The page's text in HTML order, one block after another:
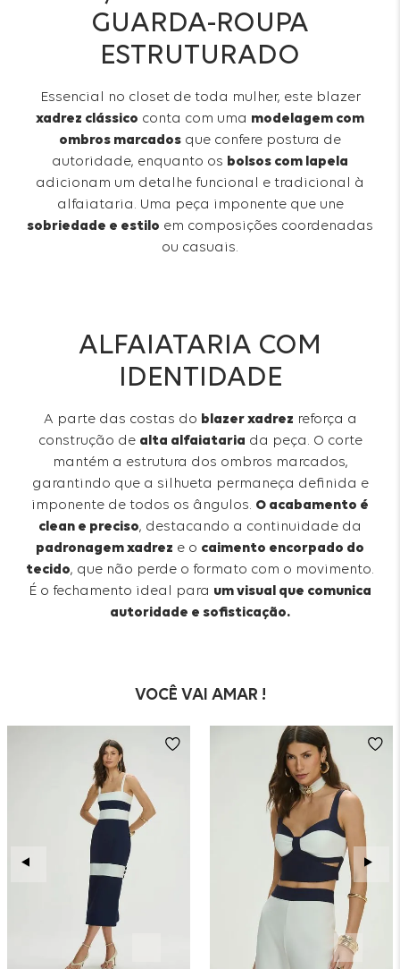
GUARDA-ROUPA
ESTRUTURADO
Essencial no closet de toda mulher, este blazer
xadrez clássico conta com uma modelagem com
ombros marcados que confere postura de
autoridade, enquanto os bolsos com lapela
adicionam um detalhe funcional e tradicional à
alfaiataria. Uma peça imponente que une
sobriedade e estilo em composições coordenadas
ou casuais.
ALFAIATARIA COM
IDENTIDADE
A parte das costas do blazer xadrez reforça a
construção de alta alfaiataria da peça. O corte
mantém a estrutura dos ombros marcados,
garantindo que a silhueta permaneça definida e
imponente de todos os ângulos. O acabamento é
clean e preciso, destacando a continuidade da
padronagem xadrez e o caimento encorpado do
tecido, que não perde o formato com o movimento.
É o fechamento ideal para um visual que comunica
autoridade e sofisticação.
VOCÊ VAI AMAR !